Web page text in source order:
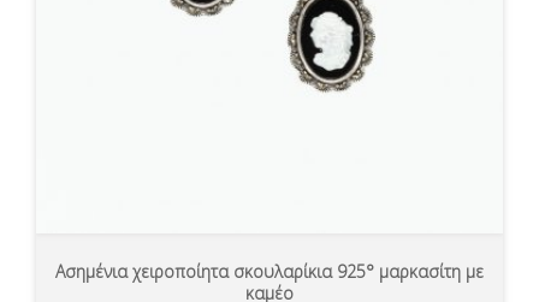
Ασημένια χειροποίητα σκουλαρίκια 925° μαρκασίτη με
καμέο